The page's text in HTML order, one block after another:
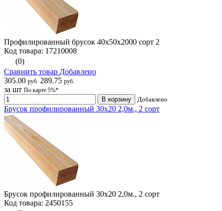
Профилированный брусок 40х50х2000 сорт 2
Код товара: 17210008
(0)
Сравнить товар Добавлено
305.00 руб. 289.75 руб.
за шт По карте 5%*
В корзину Добавлено
Брусок профилированный 30х20 2,0м., 2 сорт
Брусок профилированный 30х20 2,0м., 2 сорт
Код товара: 2450155